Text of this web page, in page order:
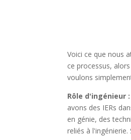
Voici ce que nous
ce processus,
voulons
Rôle d'ingénieur :
avons des IERs
en génie, des
reliés à